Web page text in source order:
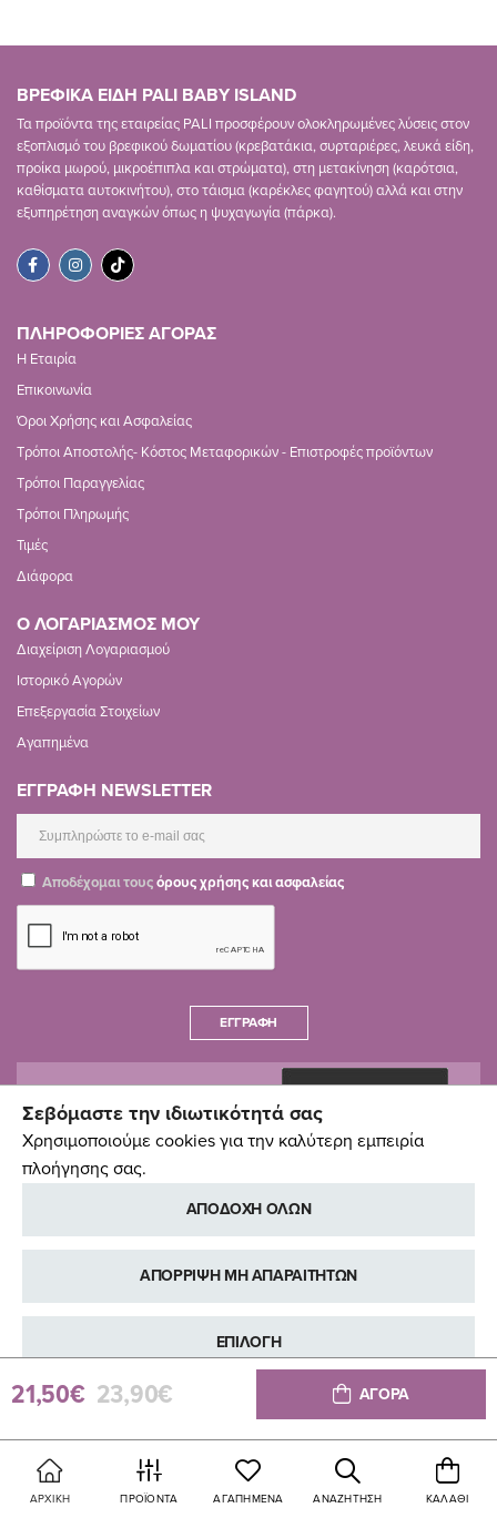
ΒΡΕΦΙΚΑ ΕΙΔΗ PALI BABY ISLAND
Τα προϊόντα της εταιρείας PALI προσφέρουν ολοκληρωμένες λύσεις στον
εξοπλισμό του βρεφικού δωματίου (κρεβατάκια, συρταριέρες, λευκά είδη,
προίκα μωρού, μικροέπιπλα και στρώματα), στη μετακίνηση (καρότσια,
καθίσματα αυτοκινήτου), στο τάισμα (καρέκλες φαγητού) αλλά και στην
εξυπηρέτηση αναγκών όπως η ψυχαγωγία (πάρκα).
ΠΛΗΡΟΦΟΡΙΕΣ ΑΓΟΡΑΣ
Η Εταιρία
Επικοινωνία
Όροι Χρήσης και Ασφαλείας
Τρόποι Αποστολής- Κόστος Μεταφορικών - Επιστροφές προϊόντων
Τρόποι Παραγγελίας
Τρόποι Πληρωμής
Τιμές
Διάφορα
Ο ΛΟΓΑΡΙΑΣΜΟΣ ΜΟΥ
Διαχείριση Λογαριασμού
Ιστορικό Αγορών
Επεξεργασία Στοιχείων
Αγαπημένα
ΕΓΓΡΑΦΗ NEWSLETTER
Αποδέχομαι τουςόρους χρήσης και ασφαλείας
ΕΓΓΡΑΦΉ
ΑΡΧΙΚΉ ΠΡΟΪΌΝΤΑ ΑΓΑΠΗΜΈΝΑ ΑΝΑΖΉΤΗΣΗ ΚΑΛΆΘΙ
21,50€ 23,90€ ΑΓΟΡΑ
Σεβόμαστε την ιδιωτικότητά σας
Χρησιμοποιούμε cookies για την καλύτερη εμπειρία
πλοήγησης σας.
ΑΠΟΔΟΧΗ ΟΛΩΝ
ΑΠΟΡΡΙΨΗ ΜΗ ΑΠΑΡΑΙΤΗΤΩΝ
ΕΠΙΛΟΓΗ
ΠΕΡΙΣΣΟΤΕΡΕΣ ΠΛΗΡΟΦΟΡΙΕΣ